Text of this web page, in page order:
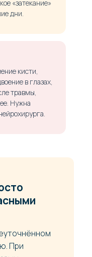
«затекание»
дни.
кисти,
в глазах,
травмы,
Нужна
При